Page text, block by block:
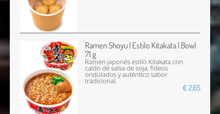
Ramen Shoyu | Estilo Kitakata | Bowl
71 g
Ramen japonés estilo Kitakata con
caldo de salsa de soja, fideos
ondulados y auténtico sabor
tradicional.
€ 2,65